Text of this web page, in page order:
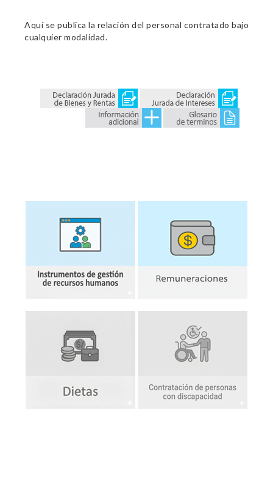
Aquí se publica la relación del personal contratado bajo
cualquier modalidad.